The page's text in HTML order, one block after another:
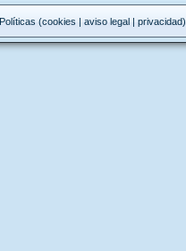
Políticas (cookies | aviso legal | privacidad)